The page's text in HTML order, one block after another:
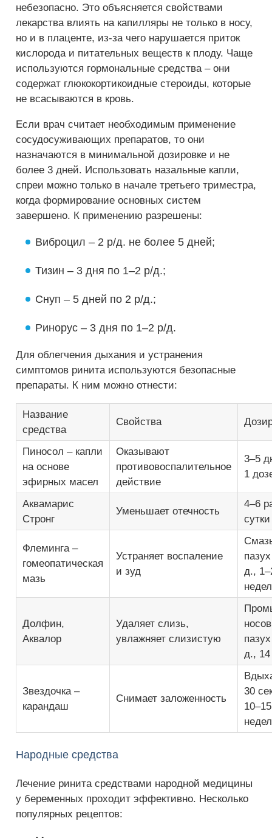
небезопасно. Это объясняется свойствами
лекарства влиять на капилляры не только в носу,
но и в плаценте, из-за чего нарушается приток
кислорода и питательных веществ к плоду. Чаще
используются гормональные средства – они
содержат глюкокортикоидные стероиды, которые
не всасываются в кровь.
Если врач считает необходимым применение
сосудосуживающих препаратов, то они
назначаются в минимальной дозировке и не
более 3 дней. Использовать назальные капли,
спреи можно только в начале третьего триместра,
когда формирование основных систем
завершено. К применению разрешены:
Виброцил – 2 р/д. не более 5 дней;
Тизин – 3 дня по 1–2 р/д.;
Снуп – 5 дней по 2 р/д.;
Ринорус – 3 дня по 1–2 р/д.
Для облегчения дыхания и устранения
симптомов ринита используются безопасные
препараты. К ним можно отнести:
Название
средства
Свойства
Пиносол – капли
на основе
эфирных масел
Оказывают
противовоспалительное
действие
3–5
1
Аквамарис
Стронг
Уменьшает отечность
4–6
сутки
Флеминга –
гомеопатическая
мазь
Устраняет воспаление
и зуд
д.,
Долфин,
Аквалор
Удаляет слизь,
увлажняет слизистую
д.,
Звездочка –
карандаш
Снимает заложенность
30
Народные средства
Лечение ринита средствами народной медицины
у беременных проходит эффективно. Несколько
популярных рецептов: